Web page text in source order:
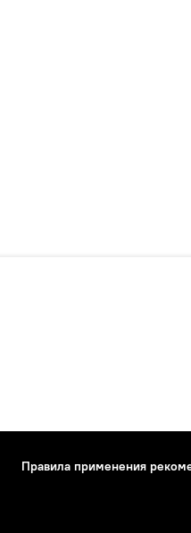
Правила применения